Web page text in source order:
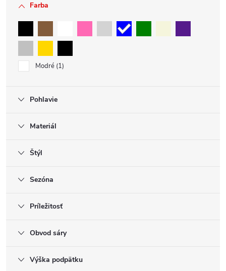
Farba
Modré 1
Pohlavie
Materiál
Štýl
Sezóna
Príležitosť
Obvod sáry
Výška podpätku